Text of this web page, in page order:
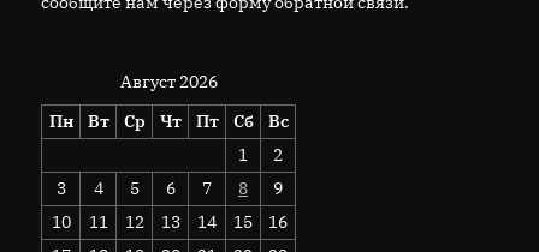
Август 2026
Пн
Вт Ср Чт Пт Сб
Вс
1
2
3
4 5 6 7 8
9
10
11 12 13 14 15
16